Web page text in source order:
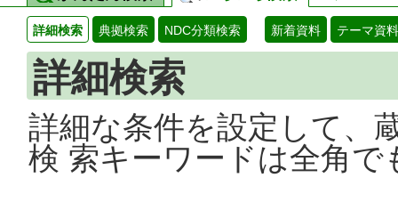
詳細検索 典拠検索 NDC分類検索 新着資料 テーマ資料
詳細検索
詳細な条件を設定して、
検 索キーワードは全角